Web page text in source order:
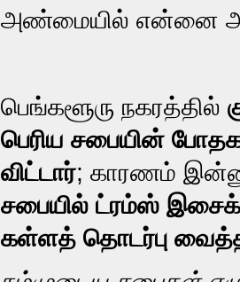
அண்மையில் என்னை
பெங்களூரு நகரத்தில்
பெரிய சபையின்
விட்டார்; காரணம்
சபையில் ட்ரம்ஸ் இசைக்
கள்ளத் தொடர்பு